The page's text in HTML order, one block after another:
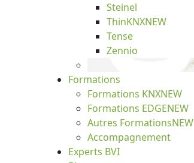
Steinel
ThinKNXNEW
Tense
Zennio
Formations
Formations KNXNEW
Formations EDGENEW
Autres FormationsNEW
Accompagnement
Experts BVI